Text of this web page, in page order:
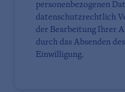
personenbezogenen
datenschutzrechtlich
der Bearbeitung Ihrer
durch das Absenden
Einwilligung.